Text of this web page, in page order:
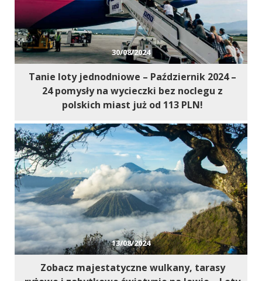
30/08/2024
Tanie loty jednodniowe – Październik 2024 –
24 pomysły na wycieczki bez noclegu z
polskich miast już od 113 PLN!
13/08/2024
Zobacz majestatyczne wulkany, tarasy